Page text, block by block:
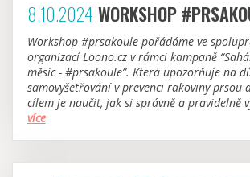
8.10.2024 WORKSHOP
Workshop #prsakoule pořádáme ve
organizací Loono.cz v rámci kampaně
měsíc - #prsakoule”. Která upozorňuje na
samovyšetřování v prevenci rakoviny prsou
cílem je naučit, jak si správně a pravidelně
#prsakoule a odhalit tak rakovinu včas.
více